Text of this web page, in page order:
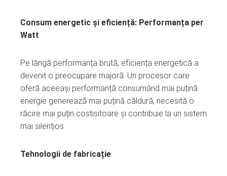
Consum energetic și eficiență: Performanța per
Watt
Pe lângă performanța brută, eficiența energetică a
devenit o preocupare majoră. Un procesor care
oferă aceeași performanță consumând mai puțină
energie generează mai puțină căldură, necesită o
răcire mai puțin costisitoare și contribuie la un sistem
mai silențios.
Tehnologii de fabricație